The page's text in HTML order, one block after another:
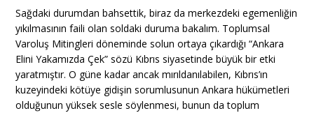
Sağdaki durumdan bahsettik, biraz da merkezdeki egemenliğin
yıkılmasının faili olan soldaki duruma bakalım. Toplumsal
Varoluş Mitingleri döneminde solun ortaya çıkardığı “Ankara
Elini Yakamızda Çek” sözü Kıbrıs siyasetinde büyük bir etki
yaratmıştır. O güne kadar ancak mırıldanılabilen, Kıbrıs’ın
kuzeyindeki kötüye gidişin sorumlusunun Ankara hükümetleri
olduğunun yüksek sesle söylenmesi, bunun da toplum